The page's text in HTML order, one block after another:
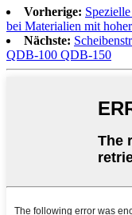
Vorherige:
bei Materialien mit
Nächste:
QDB-100 QDB-150